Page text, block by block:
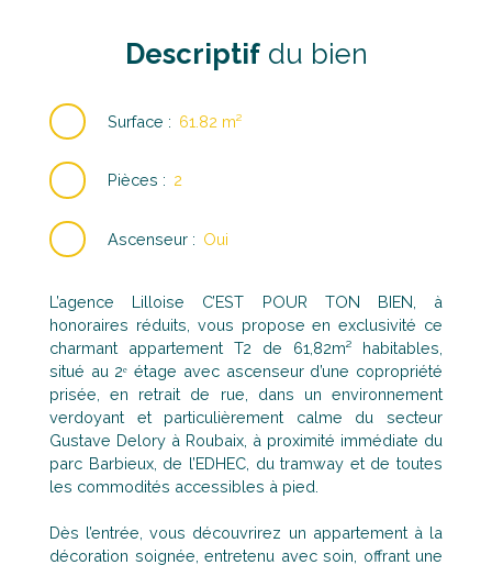
Descriptifdu bien
Surface : 61.82 m²
Pièces : 2
Ascenseur : Oui
L’agence Lilloise C’EST POUR TON BIEN, à
honoraires réduits, vous propose en exclusivité ce
charmant appartement T2 de 61,82m² habitables,
situé au 2ᵉ étage avec ascenseur d’une copropriété
prisée, en retrait de rue, dans un environnement
verdoyant et particulièrement calme du secteur
Gustave Delory à Roubaix, à proximité immédiate du
parc Barbieux, de l’EDHEC, du tramway et de toutes
les commodités accessibles à pied.
Dès l’entrée, vous découvrirez un appartement à la
décoration soignée, entretenu avec soin, offrant une